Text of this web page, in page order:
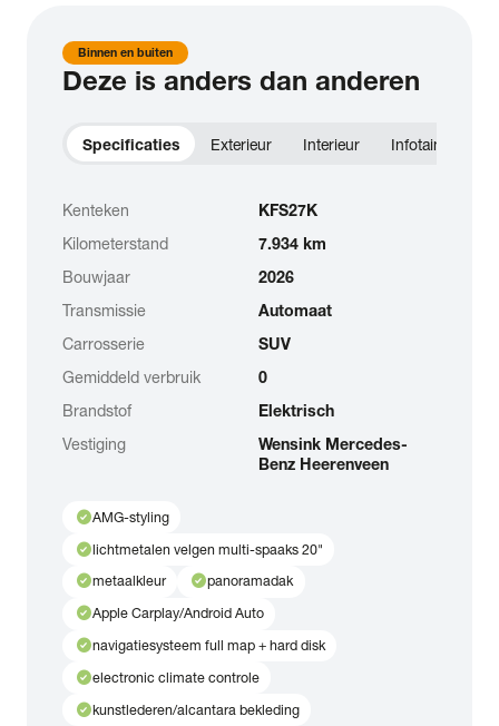
Binnen en buiten
Deze is anders dan anderen
Specificaties Exterieur Interieur Infotainment
Kenteken
KFS27K
Kilometerstand
7.934 km
Bouwjaar
2026
Transmissie
Automaat
Carrosserie
SUV
Gemiddeld verbruik
0
Brandstof
Elektrisch
Vestiging
Wensink Mercedes-
Benz Heerenveen
check_circleAMG-styling
check_circlelichtmetalen velgen multi-spaaks 20"
check_circlemetaalkleur check_circlepanoramadak
check_circleApple Carplay/Android Auto
check_circlenavigatiesysteem full map + hard disk
check_circleelectronic climate controle
check_circlekunstlederen/alcantara bekleding